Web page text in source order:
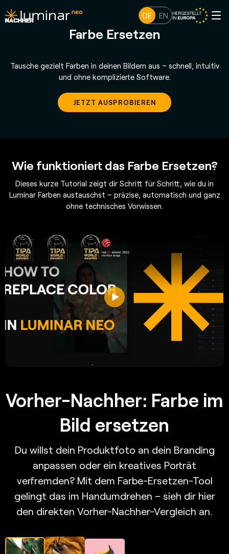
DE EN
Farbe Ersetzen
Tausche gezielt Farben in deinen Bildern aus – schnell, intuitiv
und ohne komplizierte Software.
JETZT AUSPROBIEREN
Wie funktioniert das Farbe Ersetzen?
Dieses kurze Tutorial zeigt dir Schritt für Schritt, wie du in
Luminar Farben austauschst – präzise, automatisch und ganz
ohne technisches Vorwissen.
Vorher-Nachher: Farbe im
Bild ersetzen
Du willst dein Produktfoto an dein Branding
anpassen oder ein kreatives Porträt
verfremden? Mit dem Farbe-Ersetzen-Tool
gelingt das im Handumdrehen – sieh dir hier
den direkten Vorher-Nachher-Vergleich an.